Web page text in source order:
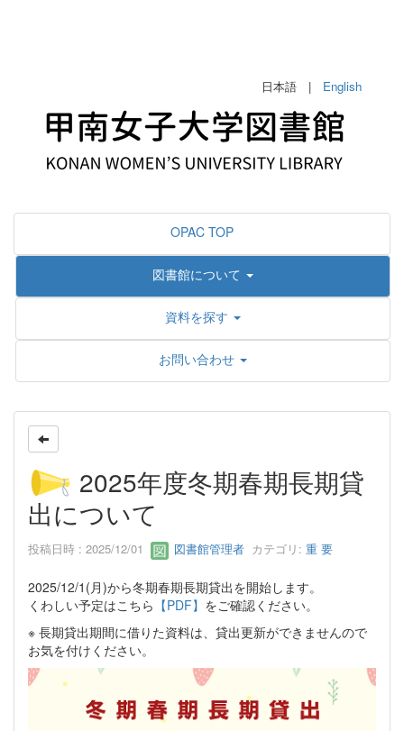
日本語 | English
OPAC TOP
図書館について
資料を探す
お問い合わせ
2025年度冬期春期長期貸
出について
投稿日時 : 2025/12/01 図書館管理者 カテゴリ: 重 要
2025/12/1(月)から冬期春期長期貸出を開始します。
くわしい予定はこちら 【PDF】 をご確認ください。
※ 長期貸出期間に借りた資料は、貸出更新ができませんので
お気を付けください。